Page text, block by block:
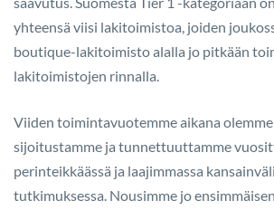
yhteensä viisi lakitoimistoa, joiden
boutique-lakitoimisto alalla jo pitkään
lakitoimistojen rinnalla.
Viiden toimintavuotemme aikana
sijoitustamme ja tunnettuuttamme
perinteikkäässä ja laajimmassa
tutkimuksessa. Nousimme jo ensimmäisen